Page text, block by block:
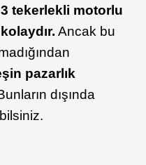
3 tekerlekli motorlu
Ancak bu
pazarlık
dışında